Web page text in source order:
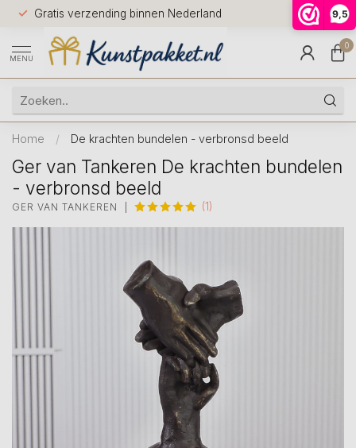
9,5
Gratis verzending binnen Nederland
Voor
huis
9.5
MENU
0
Home / De krachten bundelen - verbronsd beeld
Ger van Tankeren De krachten bundelen
- verbronsd beeld
GER VAN TANKEREN (1)